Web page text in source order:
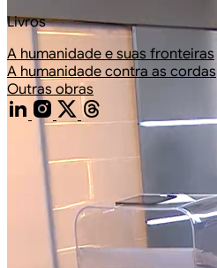
Livros
A humanidade e suas fronteiras
A humanidade contra as cordas
Outras obras